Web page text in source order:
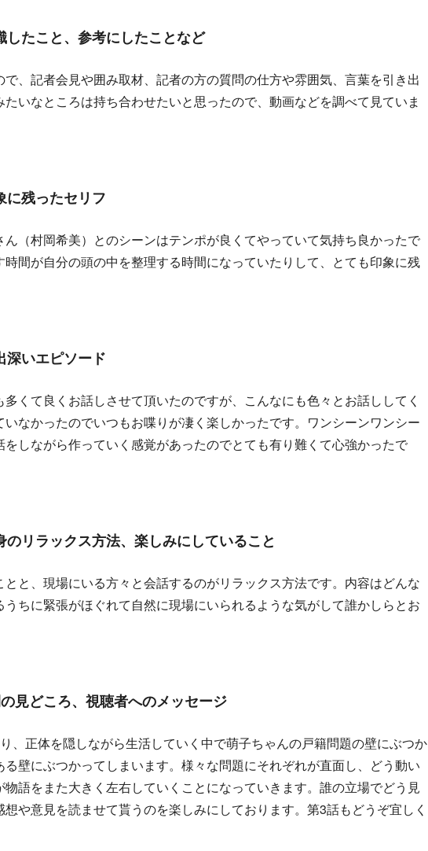
したこと、参考にしたことなど
、記者会見や囲み取材、記者の方の質問の仕方や雰囲気、言葉を引き出
いなところは持ち合わせたいと思ったので、動画などを調べて見ていま
に残ったセリフ
（村岡希美）とのシーンはテンポが良くてやっていて気持ち良かったで
間が自分の頭の中を整理する時間になっていたりして、とても印象に残
深いエピソード
くて良くお話しさせて頂いたのですが、こんなにも色々とお話ししてく
なかったのでいつもお喋りが凄く楽しかったです。ワンシーンワンシー
をしながら作っていく感覚があったのでとても有り難くて心強かったで
リラックス方法、楽しみにしていること
と、現場にいる方々と会話するのがリラックス方法です。内容はどんな
ちに緊張がほぐれて自然に現場にいられるような気がして誰かしらとお
見どころ、視聴者へのメッセージ
、正体を隠しながら生活していく中で萌子ちゃんの戸籍問題の壁にぶつか
る壁にぶつかってしまいます。様々な問題にそれぞれが直面し、どう動い
語をまた大きく左右していくことになっていきます。誰の立場でどう見
想や意見を読ませて貰うのを楽しみにしております。第3話もどうぞ宜しく